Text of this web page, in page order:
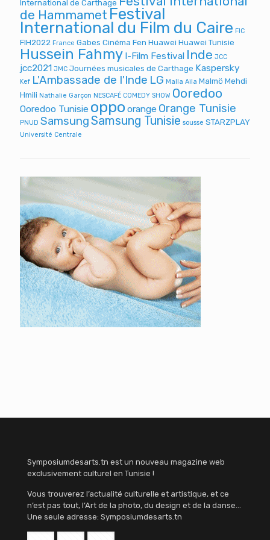
International de Carthage
de Hammamet Festival
International du Film du Caire FIC
FIH2022 France Gabes Cinéma Fen Huawei Huawei Tunisie
Hussein Fahmy I-Film Festival Inde JCC
jcc2021 JMC Journées musicales de Carthage Kaspersky
Kef L'Ambassade de l'Inde LG Malla Aila Malmö Mehdi
Hmili Nathalie Garçon NESCAFÉ COMEDY SHOW Ooredoo
Ooredoo Tunisie oppo orange Orange Tunisie
PNUD SamsungSamsung Tunisie sousse STARZPLAY
Université Centrale
Symposiumdesarts.tn est un nouveau magazine web
exclusivement culturel en Tunisie !
Vous trouverez l’actualité culturelle et artistique, et ce
n’est pas tout, l’Art de la photo, du design et de la danse…
Une seule adresse: Symposiumdesarts.tn